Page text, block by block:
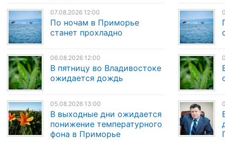
07.08.2026 12:00
По ночам в Приморье
станет прохладно
06.08.2026 12:00
В пятницу во Владивостоке
ожидается дождь
05.08.2026 13:00
В выходные дни ожидается
понижение температурного
фона в Приморье